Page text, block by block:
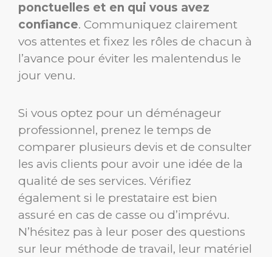
ponctuelles et en qui vous avez
confiance. Communiquez clairement
vos attentes et fixez les rôles de chacun à
l’avance pour éviter les malentendus le
jour venu.
Si vous optez pour un déménageur
professionnel, prenez le temps de
comparer plusieurs devis et de consulter
les avis clients pour avoir une idée de la
qualité de ses services. Vérifiez
également si le prestataire est bien
assuré en cas de casse ou d’imprévu.
N’hésitez pas à leur poser des questions
sur leur méthode de travail, leur matériel